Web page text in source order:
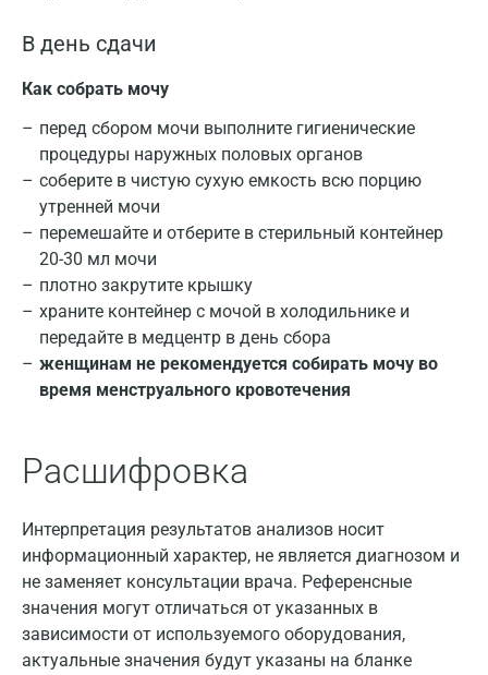
В день сдачи
Как собрать мочу
перед сбором мочи выполните гигиенические
процедуры наружных половых органов
соберите в чистую сухую емкость всю порцию
утренней мочи
перемешайте и отберите в стерильный контейнер
20-30 мл мочи
плотно закрутите крышку
храните контейнер с мочой в холодильнике и
передайте в медцентр в день сбора
женщинам не рекомендуется собирать мочу во
время менструального кровотечения
Расшифровка
Интерпретация результатов анализов носит
информационный характер, не является диагнозом и
не заменяет консультации врача. Референсные
значения могут отличаться от указанных в
зависимости от используемого оборудования,
актуальные значения будут указаны на бланке
Санкт-Петербург
Нижний Новгород
Казань
Альметьевск